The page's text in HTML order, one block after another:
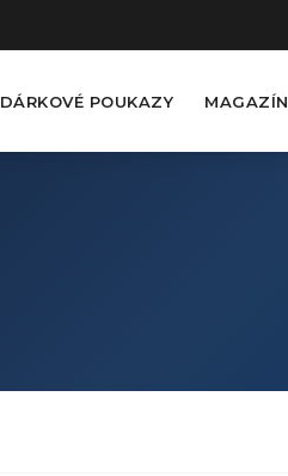
DÁRKOVÉ POUKAZY MAGAZÍN